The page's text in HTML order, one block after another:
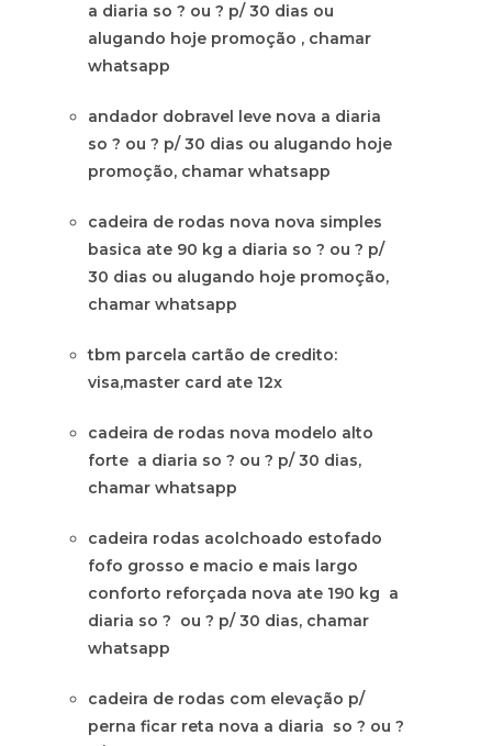
a diaria so ? ou ? p/ 30 dias ou
alugando hoje promoção , chamar
whatsapp
andador dobravel leve nova a diaria
so ? ou ? p/ 30 dias ou alugando hoje
promoção, chamar whatsapp
cadeira de rodas nova nova simples
basica ate 90 kg a diaria so ? ou ? p/
30 dias ou alugando hoje promoção,
chamar whatsapp
tbm parcela cartão de credito:
visa,master card ate 12x
cadeira de rodas nova modelo alto
forte a diaria so ? ou ? p/ 30 dias,
chamar whatsapp
cadeira rodas acolchoado estofado
fofo grosso e macio e mais largo
conforto reforçada nova ate 190 kg a
diaria so ? ou ? p/ 30 dias, chamar
whatsapp
cadeira de rodas com elevação p/
perna ficar reta nova a diaria so ? ou ?